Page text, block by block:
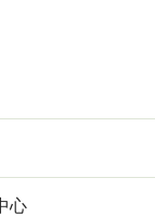
心